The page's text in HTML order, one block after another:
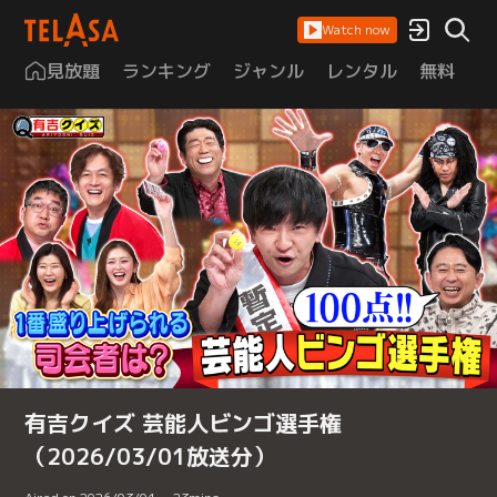
Watch now
見放題 ランキング ジャンル レンタル 無料
有吉クイズ 芸能人ビンゴ選手権
（2026/03/01放送分）